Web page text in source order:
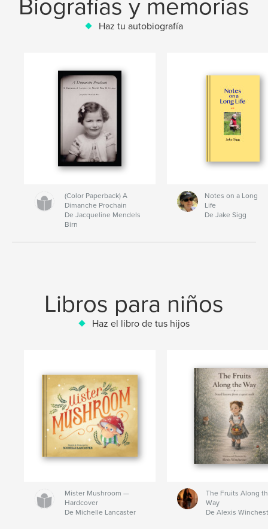
Biografías y memorias
Haz tu autobiografía
(Color Paperback) A
Dimanche Prochain
De Jacqueline Mendels
Birn
Notes on a Long
Life
De Jake Sigg
Libros para niños
Haz el libro de tus hijos
Mister Mushroom —
Hardcover
De Michelle Lancaster
The Fruits Along
Way
De Alexis